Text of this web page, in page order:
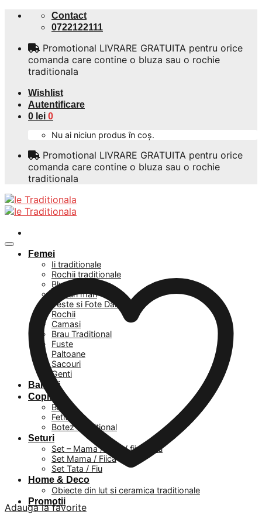
Skip
Contact
0722122111
Promotional LIVRARE GRATUITA pentru orice
comanda care contine o bluza sau o rochie
traditionala
Wishlist
Autentificare
0 lei 0
Nu ai niciun produs în coș.
Promotional LIVRARE GRATUITA pentru orice
comanda care contine o bluza sau o rochie
traditionala
Femei
Ii traditionale
Rochii traditionale
Bluze
Masuri mari
Veste si Fote Dama
Rochii
Camasi
Brau Traditional
Fuste
Paltoane
Sacouri
Genti
Barbati
Copii
Baieti
Fetite
Botez Traditional
Seturi
Set – Mama / Tata / fiica / fiu
Set Mama / Fiica
Set Tata / Fiu
Home & Deco
Obiecte din lut si ceramica traditionale
Promotii
Adauga la favorite